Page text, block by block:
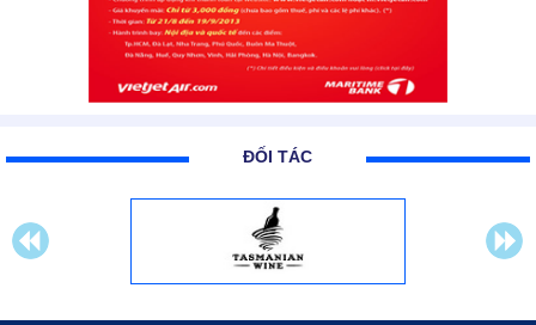
ĐỐI TÁC